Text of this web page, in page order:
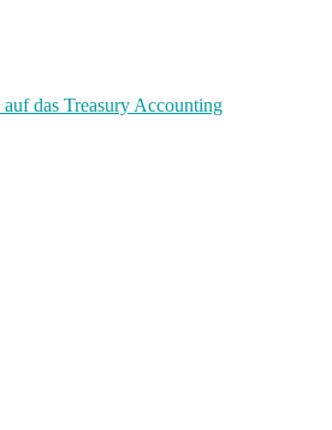
das Treasury Accounting